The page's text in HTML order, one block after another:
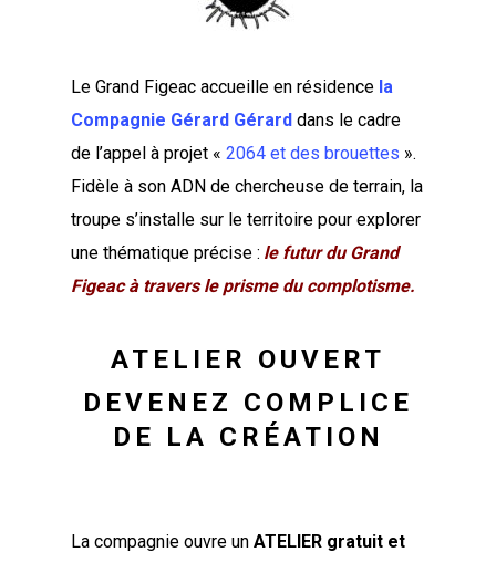
Le Grand Figeac accueille en résidence la
Compagnie Gérard Gérard dans le cadre
de l’appel à projet «2064 et des brouettes ».
Fidèle à son ADN de chercheuse de terrain, la
troupe s’installe sur le territoire pour explorer
une thématique précise : le futur du Grand
Figeac à travers le prisme du complotisme.
ATELIER OUVERT
DEVENEZ COMPLICE
DE LA CRÉATION
La compagnie ouvre unATELIER gratuit et